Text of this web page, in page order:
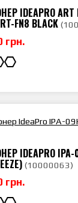
IDEAPRO ART
FN8 BLACK (
грн.
IDEAPRO IPA-
(10000063)
грн.